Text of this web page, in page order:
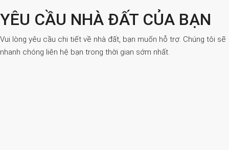
YÊU CẦU NHÀ ĐẤT CỦA BẠN
Vui lòng yêu cầu chi tiết về nhà đất, bạn muốn hỗ trợ. Chúng tôi sẽ
nhanh chóng liên hệ bạn trong thời gian sớm nhất.